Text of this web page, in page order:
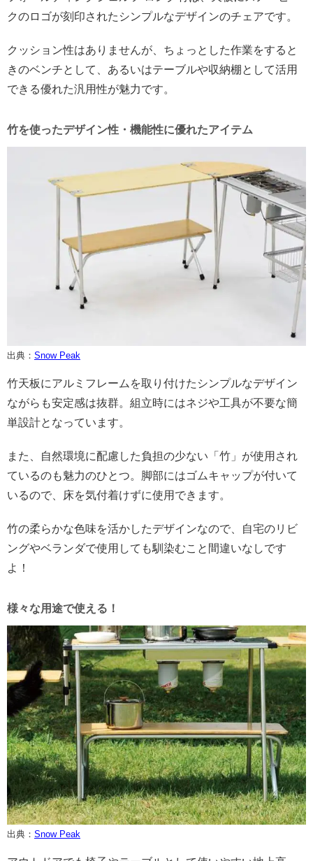
クのロゴが刻印されたシンプルなデザインのチェアです。
クッション性はありませんが、ちょっとした作業をすると
きのベンチとして、あるいはテーブルや収納棚として活用
できる優れた汎用性が魅力です。
竹を使ったデザイン性・機能性に優れたアイテム
出典： Snow Peak
竹天板にアルミフレームを取り付けたシンプルなデザイン
ながらも安定感は抜群。組立時にはネジや工具が不要な簡
単設計となっています。
また、自然環境に配慮した負担の少ない「竹」が使用され
ているのも魅力のひとつ。脚部にはゴムキャップが付いて
いるので、床を気付着けずに使用できます。
竹の柔らかな色味を活かしたデザインなので、自宅のリビ
ングやベランダで使用しても馴染むこと間違いなしです
よ！
様々な用途で使える！
出典： Snow Peak